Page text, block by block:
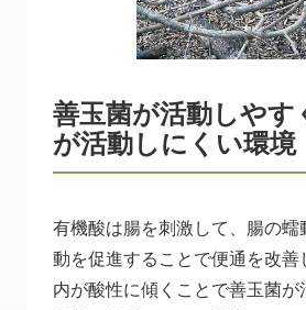
善玉菌が活動しやす
が活動しにくい環境
有機酸は腸を刺激して、腸の蠕
動を促進することで便通を改善
内が酸性に傾くことで善玉菌が